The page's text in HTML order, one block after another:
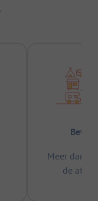
Meer dan
de